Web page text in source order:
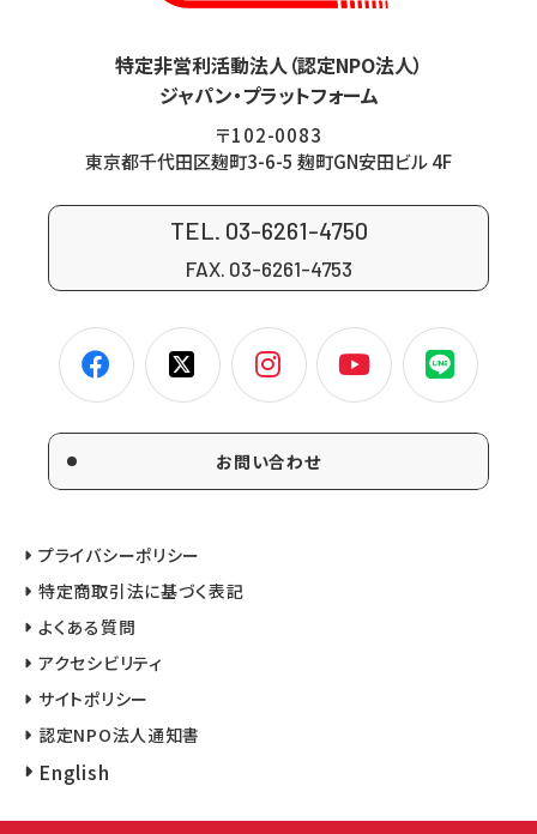
特定非営利活動法人（認定NPO法人）
ジャパン・プラットフォーム
〒102-0083
東京都千代田区麹町3-6-5 麹町GN安田ビル 4F
TEL. 03-6261-4750
FAX. 03-6261-4753
お問い合わせ
プライバシーポリシー
特定商取引法に基づく表記
よくある質問
アクセシビリティ
サイトポリシー
認定NPO法人通知書
English